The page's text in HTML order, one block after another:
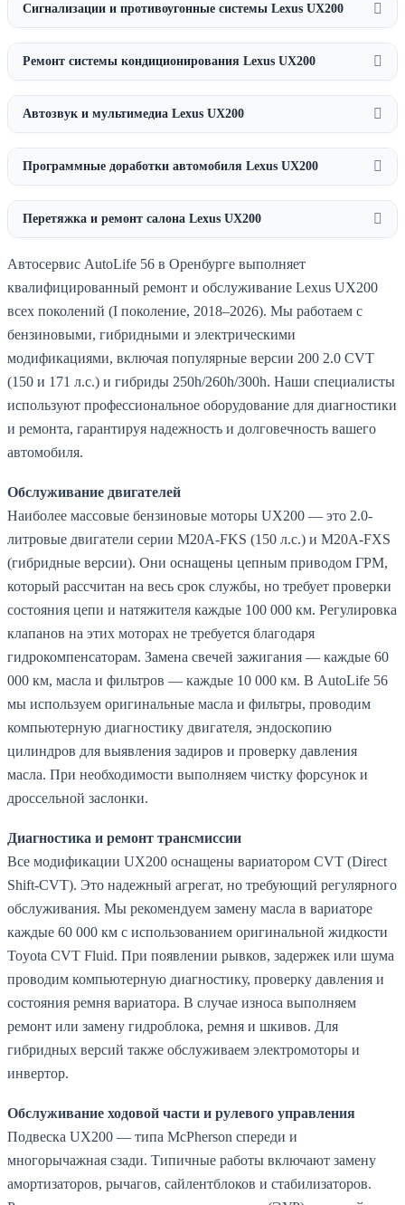
Сигнализации и противоугонные системы Lexus UX200
Ремонт системы кондиционирования Lexus UX200
Автозвук и мультимедиа Lexus UX200
Программные доработки автомобиля Lexus UX200
Перетяжка и ремонт салона Lexus UX200
Автосервис AutoLife 56 в Оренбурге выполняет
квалифицированный ремонт и обслуживание Lexus UX200
всех поколений (I поколение, 2018–2026). Мы работаем с
бензиновыми, гибридными и электрическими
модификациями, включая популярные версии 200 2.0 CVT
(150 и 171 л.с.) и гибриды 250h/260h/300h. Наши специалисты
используют профессиональное оборудование для диагностики
и ремонта, гарантируя надежность и долговечность вашего
автомобиля.
Обслуживание двигателей
Наиболее массовые бензиновые моторы UX200 — это 2.0-
литровые двигатели серии M20A-FKS (150 л.с.) и M20A-FXS
(гибридные версии). Они оснащены цепным приводом ГРМ,
который рассчитан на весь срок службы, но требует проверки
состояния цепи и натяжителя каждые 100 000 км. Регулировка
клапанов на этих моторах не требуется благодаря
гидрокомпенсаторам. Замена свечей зажигания — каждые 60
000 км, масла и фильтров — каждые 10 000 км. В AutoLife 56
мы используем оригинальные масла и фильтры, проводим
компьютерную диагностику двигателя, эндоскопию
цилиндров для выявления задиров и проверку давления
масла. При необходимости выполняем чистку форсунок и
дроссельной заслонки.
Диагностика и ремонт трансмиссии
Все модификации UX200 оснащены вариатором CVT (Direct
Shift-CVT). Это надежный агрегат, но требующий регулярного
обслуживания. Мы рекомендуем замену масла в вариаторе
каждые 60 000 км с использованием оригинальной жидкости
Toyota CVT Fluid. При появлении рывков, задержек или шума
проводим компьютерную диагностику, проверку давления и
состояния ремня вариатора. В случае износа выполняем
ремонт или замену гидроблока, ремня и шкивов. Для
гибридных версий также обслуживаем электромоторы и
инвертор.
Обслуживание ходовой части и рулевого управления
Подвеска UX200 — типа McPherson спереди и
многорычажная сзади. Типичные работы включают замену
амортизаторов, рычагов, сайлентблоков и стабилизаторов.